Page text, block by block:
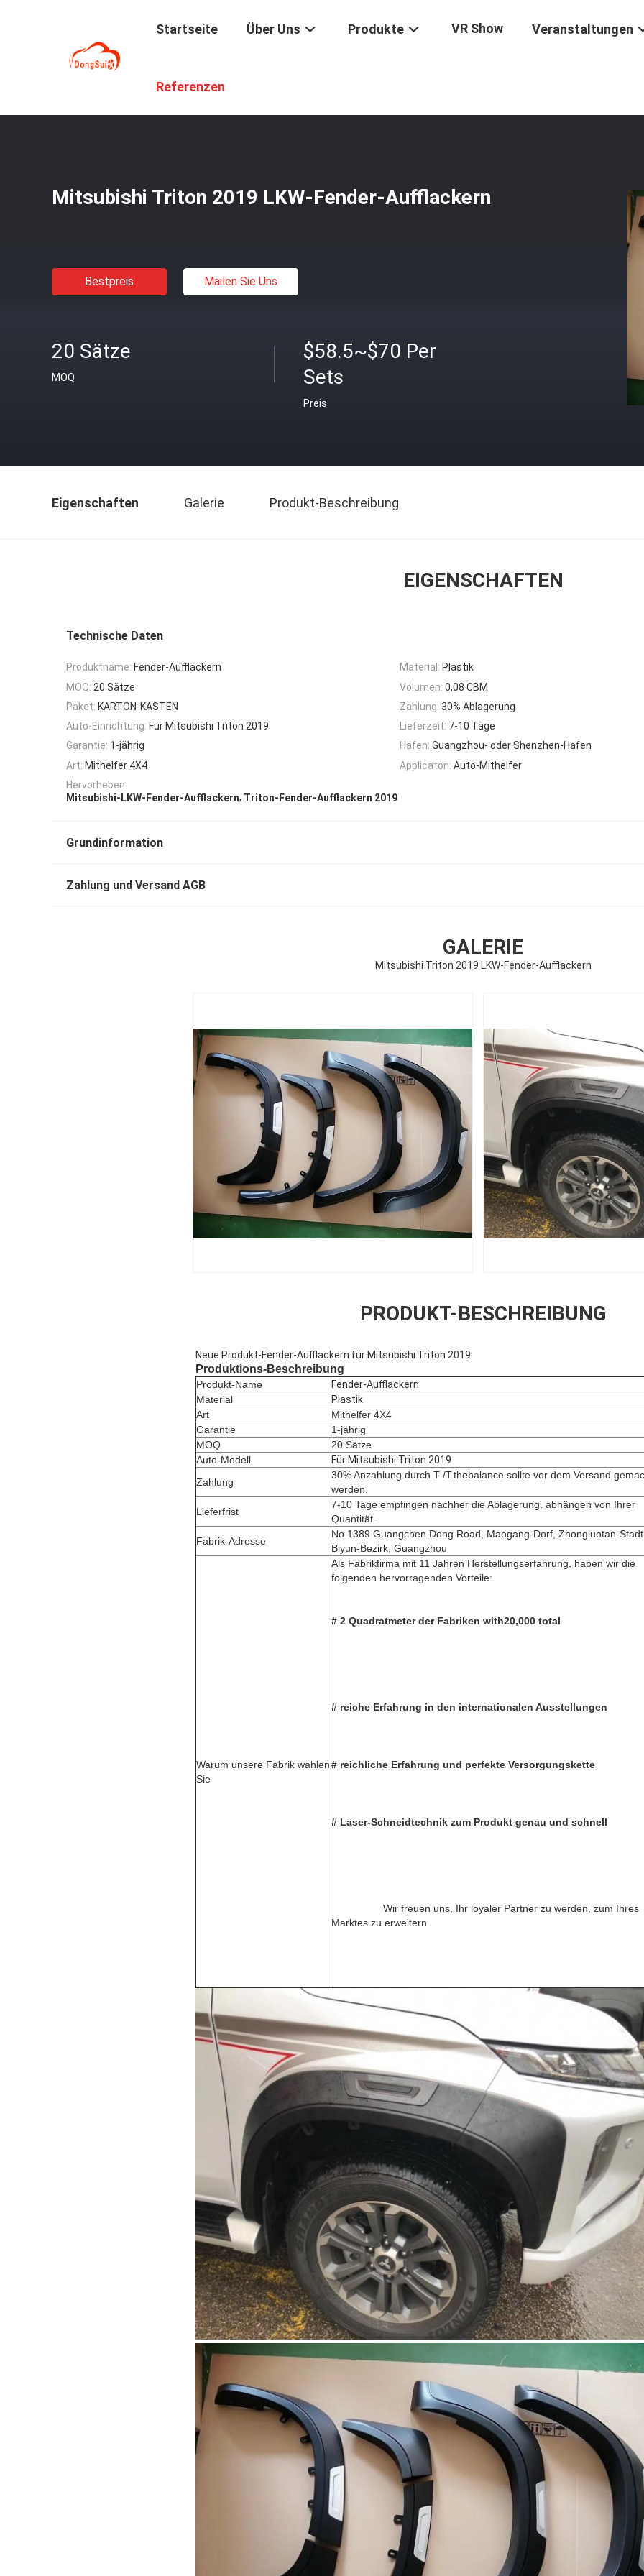
Startseite Über Uns Produkte VR Show Veranstaltungen
Referenzen
Mitsubishi Triton 2019 LKW-Fender-Aufflackern
Bestpreis Mailen Sie Uns
20 Sätze
MOQ
$58.5~$70 Per
Sets
Preis
Eigenschaften Galerie Produkt-Beschreibung
EIGENSCHAFTEN
Technische Daten
Produktname: Fender-Aufflackern Material: Plastik
MOQ: 20 Sätze Volumen: 0,08 CBM
Paket: KARTON-KASTEN Zahlung: 30% Ablagerung
Auto-Einrichtung: Für Mitsubishi Triton 2019 Lieferzeit: 7-10 Tage
Garantie: 1-jährig Häfen: Guangzhou- oder Shenzhen-Hafen
Art: Mithelfer 4X4 Applicaton: Auto-Mithelfer
Hervorheben:
Mitsubishi-LKW-Fender-Aufflackern, Triton-Fender-Aufflackern 2019
Grundinformation
Zahlung und Versand AGB
GALERIE
Mitsubishi Triton 2019 LKW-Fender-Aufflackern
PRODUKT-BESCHREIBUNG
Neue Produkt-Fender-Aufflackern für Mitsubishi Triton 2019
Produktions-Beschreibung
Produkt-Name
Fender-Aufflackern
Material
Plastik
Art
Mithelfer 4X4
Garantie
1-jährig
MOQ
20 Sätze
Auto-Modell
Für Mitsubishi Triton 2019
Zahlung
30% Anzahlung durch T-/T.thebalance sollte vor dem Versand
werden.
Lieferfrist
7-10 Tage empfingen nachher die Ablagerung, abhängen von Ihrer
Quantität.
Fabrik-Adresse
No.1389 Guangchen Dong Road, Maogang-Dorf, Zhongluotan-
Biyun-Bezirk, Guangzhou
Warum unsere Fabrik wählen
Sie
Als Fabrikfirma mit 11 Jahren Herstellungserfahrung, haben wir die
folgenden hervorragenden Vorteile:
# 2 Quadratmeter der Fabriken with20,000 total
# reiche Erfahrung in den internationalen Ausstellungen
# reichliche Erfahrung und perfekte Versorgungskette
# Laser-Schneidtechnik zum Produkt genau und schnell
Wir freuen uns, Ihr loyaler Partner zu werden, zum Ihres
Marktes zu erweitern